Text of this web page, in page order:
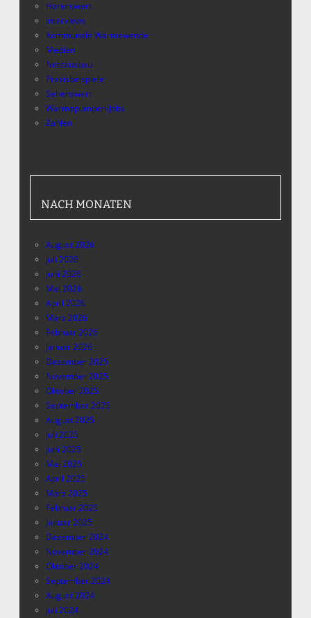
Hörenswert
Interviews
Kommunale Wärmewende
Medien
Netzausbau
Praxisbeispiele
Sehenswert
Wärmepumpen-Jobs
Zahlen
NACH MONATEN
August 2026
Juli 2026
Juni 2026
Mai 2026
April 2026
März 2026
Februar 2026
Januar 2026
Dezember 2025
November 2025
Oktober 2025
September 2025
August 2025
Juli 2025
Juni 2025
Mai 2025
April 2025
März 2025
Februar 2025
Januar 2025
Dezember 2024
November 2024
Oktober 2024
September 2024
August 2024
Juli 2024